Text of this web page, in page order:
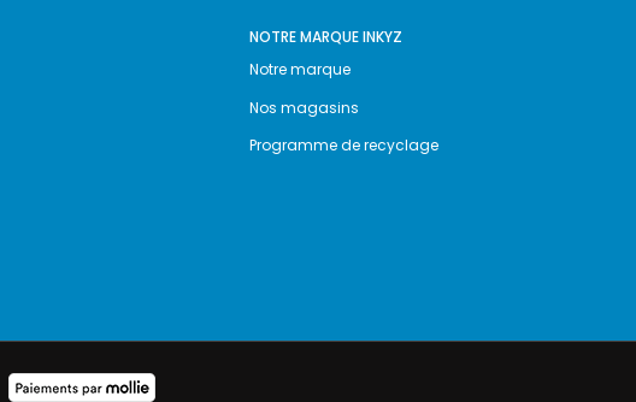
NOTRE MARQUE INKYZ
Notre marque
Nos magasins
Programme de recyclage